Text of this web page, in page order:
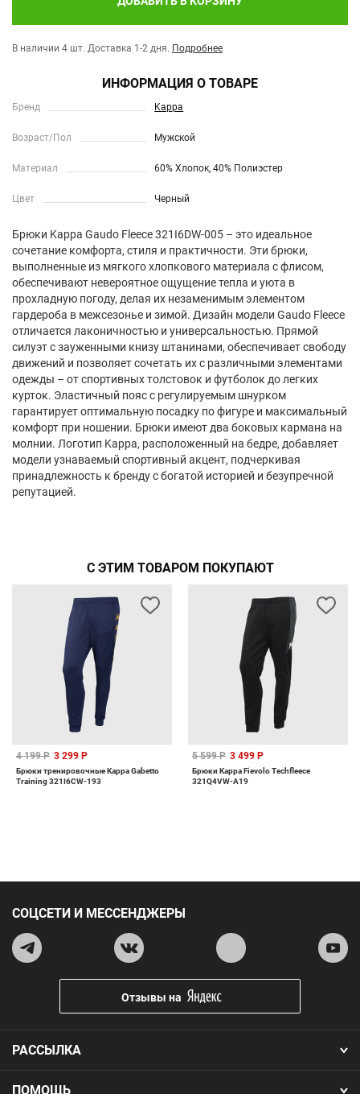
В наличии 4 шт. Доставка 1-2 дня. Подробнее
ИНФОРМАЦИЯ О ТОВАРЕ
Бренд Kappa
Возраст/Пол Мужской
Материал 60% Хлопок, 40% Полиэстер
Цвет Черный
Брюки Kappa Gaudo Fleece 321I6DW-005 – это идеальное
сочетание комфорта, стиля и практичности. Эти брюки,
выполненные из мягкого хлопкового материала с флисом,
обеспечивают невероятное ощущение тепла и уюта в
прохладную погоду, делая их незаменимым элементом
гардероба в межсезонье и зимой. Дизайн модели Gaudo Fleece
отличается лаконичностью и универсальностью. Прямой
силуэт с зауженными книзу штанинами, обеспечивает свободу
движений и позволяет сочетать их с различными элементами
одежды – от спортивных толстовок и футболок до легких
курток. Эластичный пояс с регулируемым шнурком
гарантирует оптимальную посадку по фигуре и максимальный
комфорт при ношении. Брюки имеют два боковых кармана на
молнии. Логотип Kappa, расположенный на бедре, добавляет
модели узнаваемый спортивный акцент, подчеркивая
принадлежность к бренду с богатой историей и безупречной
репутацией.
С ЭТИМ ТОВАРОМ ПОКУПАЮТ
4 199 Р 3 299 Р
Брюки тренировочные Kappa Gabetto
Training 321I6CW-193
5 599 Р 3 499 Р
Брюки Kappa Fievolo Techfleece
321Q4VW-A19
ПОМОЩЬ
РАССЫЛКА
СОЦСЕТИ И МЕССЕНДЖЕРЫ
Отзывы на